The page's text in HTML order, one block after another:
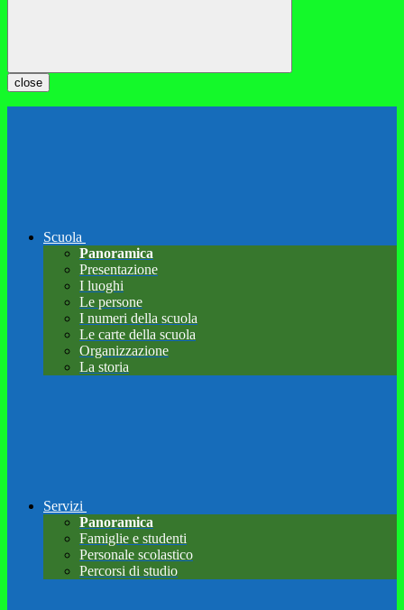
close
Scuola
Panoramica
Presentazione
I luoghi
Le persone
I numeri della scuola
Le carte della scuola
Organizzazione
La storia
Servizi
Panoramica
Famiglie e studenti
Personale scolastico
Percorsi di studio